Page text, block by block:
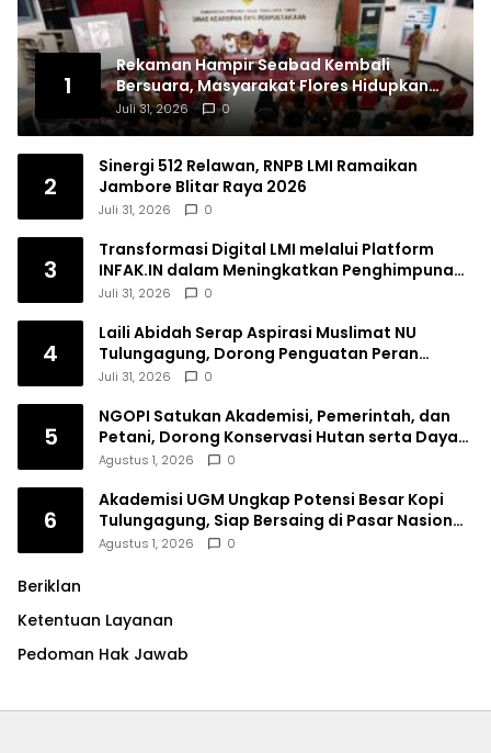
1
Rekaman Hampir Seabad Kembali
Bersuara, Masyarakat Flores Hidupkan
Lagi Ingatan Leluhur
Juli 31, 2026 0
2
Sinergi 512 Relawan, RNPB LMI Ramaikan
Jambore Blitar Raya 2026
Juli 31, 2026 0
3
Transformasi Digital LMI melalui Platform
INFAK.IN dalam Meningkatkan Penghimpunan
Dana Filantropi Islam
Juli 31, 2026 0
4
Laili Abidah Serap Aspirasi Muslimat NU
Tulungagung, Dorong Penguatan Peran
Perempuan
Juli 31, 2026 0
5
NGOPI Satukan Akademisi, Pemerintah, dan
Petani, Dorong Konservasi Hutan serta Daya
Saing Kopi Tulungagung
Agustus 1, 2026 0
6
Akademisi UGM Ungkap Potensi Besar Kopi
Tulungagung, Siap Bersaing di Pasar Nasional
hingga Dunia
Agustus 1, 2026 0
Beriklan
Ketentuan Layanan
Pedoman Hak Jawab